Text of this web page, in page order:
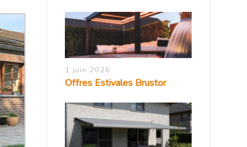
1 juin 2026
Offres Estivales Brustor